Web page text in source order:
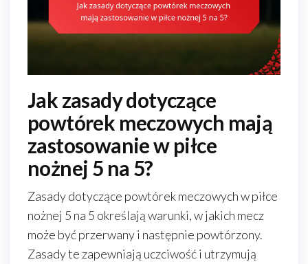
Jak zasady dotyczące
powtórek meczowych mają
zastosowanie w piłce
nożnej 5 na 5?
Zasady dotyczące powtórek meczowych w piłce
nożnej 5 na 5 określają warunki, w jakich mecz
może być przerwany i następnie powtórzony.
Zasady te zapewniają uczciwość i utrzymują